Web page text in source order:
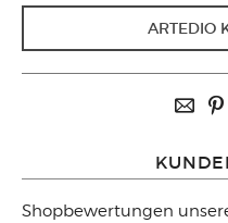
ARTEDIO
Shopbewertungen